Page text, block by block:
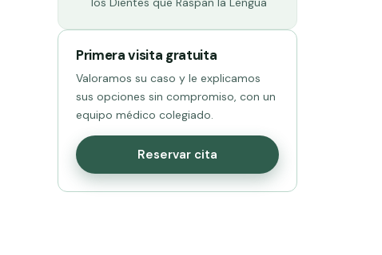
Primera visita gratuita
Valoramos su caso y le explicamos
sus opciones sin compromiso, con un
equipo médico colegiado.
Reservar cita